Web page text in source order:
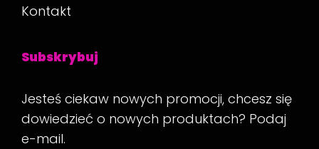
Kontakt
Subskrybuj
Jesteś ciekaw nowych promocji, chcesz się
dowiedzieć o nowych produktach? Podaj
e-mail.